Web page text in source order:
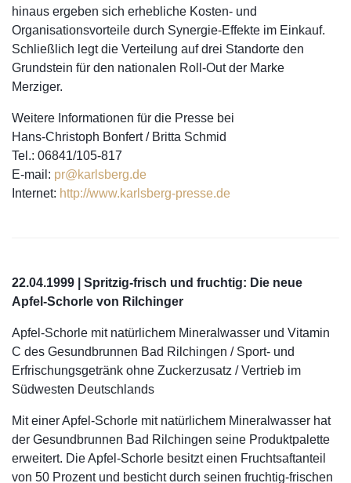
hinaus ergeben sich erhebliche Kosten- und
Organisationsvorteile durch Synergie-Effekte im Einkauf.
Schließlich legt die Verteilung auf drei Standorte den
Grundstein für den nationalen Roll-Out der Marke
Merziger.
Weitere Informationen für die Presse bei
Hans-Christoph Bonfert / Britta Schmid
Tel.: 06841/105-817
E-mail: pr@karlsberg.de
Internet: http://www.karlsberg-presse.de
22.04.1999 | Spritzig-frisch und fruchtig: Die neue
Apfel-Schorle von Rilchinger
Apfel-Schorle mit natürlichem Mineralwasser und Vitamin
C des Gesundbrunnen Bad Rilchingen / Sport- und
Erfrischungsgetränk ohne Zuckerzusatz / Vertrieb im
Südwesten Deutschlands
Mit einer Apfel-Schorle mit natürlichem Mineralwasser hat
der Gesundbrunnen Bad Rilchingen seine Produktpalette
erweitert. Die Apfel-Schorle besitzt einen Fruchtsaftanteil
von 50 Prozent und besticht durch seinen fruchtig-frischen